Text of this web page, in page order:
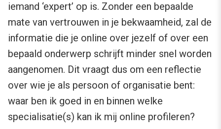
iemand ‘expert’ op is. Zonder een bepaalde
mate van vertrouwen in je bekwaamheid, zal de
informatie die je online over jezelf of over een
bepaald onderwerp schrijft minder snel worden
aangenomen. Dit vraagt dus om een reflectie
over wie je als persoon of organisatie bent:
waar ben ik goed in en binnen welke
specialisatie(s) kan ik mij online profileren?